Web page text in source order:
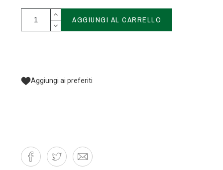
AGGIUNGI AL CARRELLO
Aggiungi ai preferiti